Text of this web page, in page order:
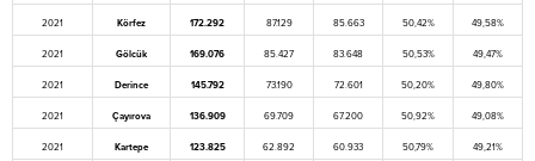
2021 Körfez 172.292 87.129 85.663 50,42% 49,58%
2021 Gölcük 169.076 85.427 83.648 50,53% 49,47%
2021 Derince 145.792 73.190 72.601 50,20% 49,80%
2021 Çayırova 136.909 69.709 67.200 50,92% 49,08%
2021 Kartepe 123.825 62.892 60.933 50,79% 49,21%